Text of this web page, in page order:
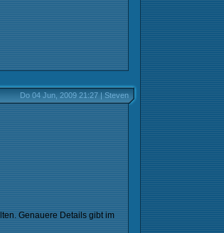
Do 04 Jun, 2009 21:27 | Steven
Genauere Details gibt im